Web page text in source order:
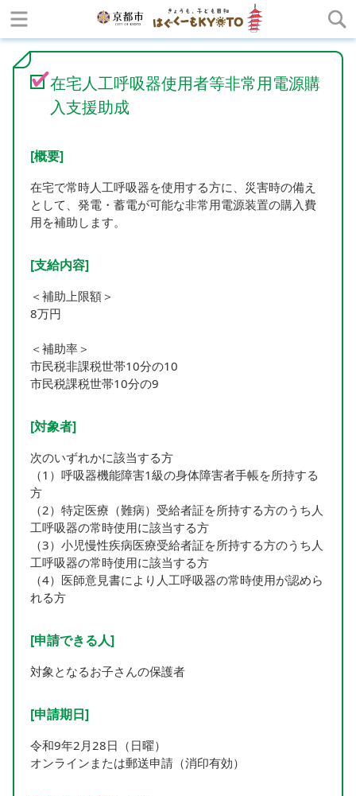
在宅人工呼吸器使用者等非常用電源購
入支援助成
[概要]
在宅で常時人工呼吸器を使用する方に、災害時の備え
として、発電・蓄電が可能な非常用電源装置の購入費
用を補助します。
[支給内容]
＜補助上限額＞
8万円
＜補助率＞
市民税非課税世帯10分の10
市民税課税世帯10分の9
[対象者]
次のいずれかに該当する方
（1）呼吸器機能障害1級の身体障害者手帳を所持する
方
（2）特定医療（難病）受給者証を所持する方のうち人
工呼吸器の常時使用に該当する方
（3）小児慢性疾病医療受給者証を所持する方のうち人
工呼吸器の常時使用に該当する方
（4）医師意見書により人工呼吸器の常時使用が認めら
れる方
[申請できる人]
対象となるお子さんの保護者
[申請期日]
令和9年2月28日（日曜）
オンラインまたは郵送申請（消印有効）